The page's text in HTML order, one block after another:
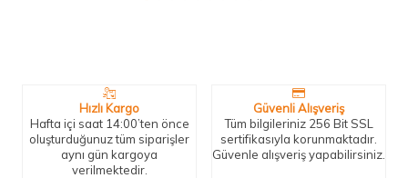
Hızlı Kargo
Hafta içi saat 14:00’ten önce
oluşturduğunuz tüm siparişler
aynı gün kargoya
verilmektedir.
Güvenli Alışveriş
Tüm bilgileriniz 256 Bit SSL
sertifikasıyla korunmaktadır.
Güvenle alışveriş yapabilirsiniz.